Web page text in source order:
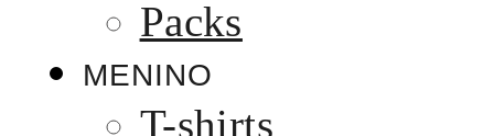
Packs
MENINO
T-shirts